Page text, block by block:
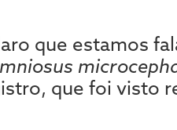
que estamos
que foi visto